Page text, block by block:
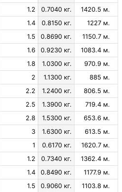
1.2 0.7040 кг.
1420.5 м.
1.4 0.8150 кг.
1227 м.
1.5 0.8690 кг.
1150.7 м.
1.6 0.9230 кг.
1083.4 м.
1.8 1.0300 кг.
970.9 м.
2 1.1300 кг.
885 м.
2.2 1.2400 кг.
806.5 м.
2.5 1.3900 кг.
719.4 м.
2.8 1.5300 кг.
653.6 м.
3 1.6300 кг.
613.5 м.
1 0.6170 кг.
1620.7 м.
1.2 0.7340 кг.
1362.4 м.
1.4 0.8490 кг.
1177.9 м.
1.5 0.9060 кг.
1103.8 м.